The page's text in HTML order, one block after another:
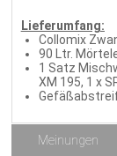
Lieferumfang:
Collomix
90 Ltr.
1 Satz
XM 195, 1 x
Meinungen